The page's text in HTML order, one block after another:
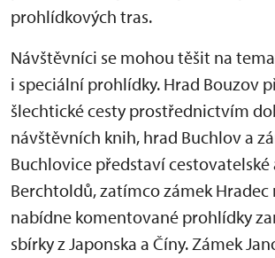
prohlídkových tras.
Návštěvníci se mohou těšit na
i speciální prohlídky. Hrad Bouzov
šlechtické cesty prostřednictvím
návštěvních knih, hrad Buchlov a
Buchlovice představí
Berchtoldů, zatímco zámek
nabídne komentované prohlídky
sbírky z Japonska a Číny. Zámek